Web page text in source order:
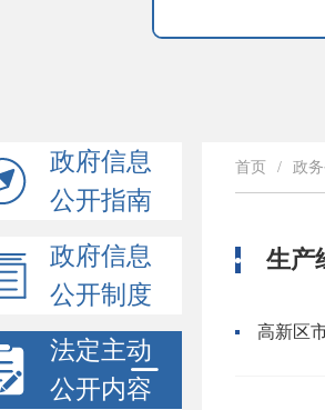
政府信息
公开指南
政府信息
公开制度
法定主动
公开内容
首页 / 政
生产
高新区